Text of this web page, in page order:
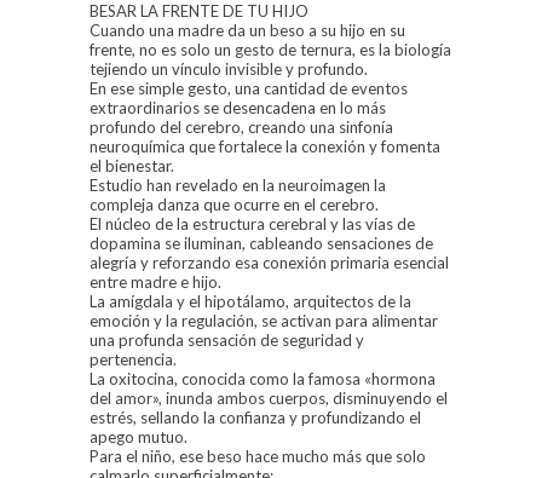
BESAR LA FRENTE DE TU HIJO
Cuando una madre da un beso a su hijo en su
frente, no es solo un gesto de ternura, es la biología
tejiendo un vínculo invisible y profundo.
En ese simple gesto, una cantidad de eventos
extraordinarios se desencadena en lo más
profundo del cerebro, creando una sinfonía
neuroquímica que fortalece la conexión y fomenta
el bienestar.
Estudio han revelado en la neuroimagen la
compleja danza que ocurre en el cerebro.
El núcleo de la estructura cerebral y las vías de
dopamina se iluminan, cableando sensaciones de
alegría y reforzando esa conexión primaria esencial
entre madre e hijo.
La amígdala y el hipotálamo, arquitectos de la
emoción y la regulación, se activan para alimentar
una profunda sensación de seguridad y
pertenencia.
La oxitocina, conocida como la famosa «hormona
del amor», inunda ambos cuerpos, disminuyendo el
estrés, sellando la confianza y profundizando el
apego mutuo.
Para el niño, ese beso hace mucho más que solo